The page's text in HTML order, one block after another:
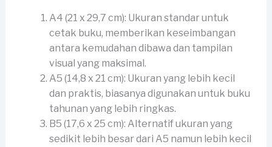
A4 (21 x 29,7 cm): Ukuran standar untuk
cetak buku, memberikan keseimbangan
antara kemudahan dibawa dan tampilan
visual yang maksimal.
A5 (14,8 x 21 cm): Ukuran yang lebih kecil
dan praktis, biasanya digunakan untuk buku
tahunan yang lebih ringkas.
B5 (17,6 x 25 cm): Alternatif ukuran yang
sedikit lebih besar dari A5 namun lebih kecil